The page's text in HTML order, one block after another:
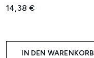
14,38 €
IN DEN WARENKORB